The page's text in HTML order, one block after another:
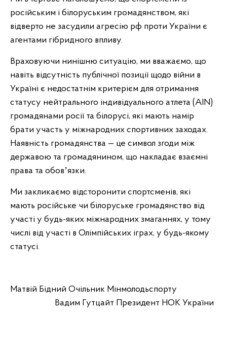
російським і білоруським громадянством, які
відверто не засудили агресію рф проти України є
агентами гібридного впливу.
Враховуючи нинішню ситуацію, ми вважаємо, що
навіть відсутність публічної позиції щодо війни в
Україні є недостатнім критерієм для отримання
статусу нейтрального індивідуального атлета (AIN)
громадянами росії та білорусі, які мають намір
брати участь у міжнародних спортивних заходах.
Наявність громадянства — це символ згоди між
державою та громадянином, що накладає взаємні
права та обовʼязки.
Ми закликаємо відсторонити спортсменів, які
мають російське чи білоруське громадянство від
участі у будь-яких міжнародних змаганнях, у тому
числі від участі в Олімпійських іграх, у будь-якому
статусі.
Матвій Бідний Очільник Мінмолодьспорту
Вадим Гутцайт Президент НОК України